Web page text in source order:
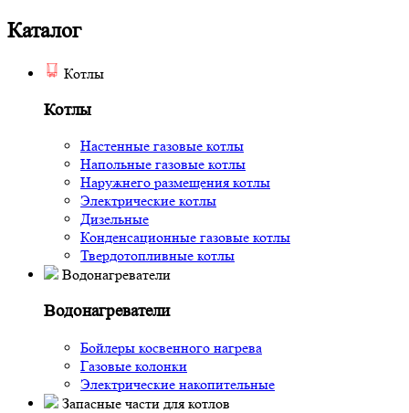
Каталог
Котлы
Котлы
Настенные газовые котлы
Напольные газовые котлы
Наружнего размещения котлы
Электрические котлы
Дизельные
Конденсационные газовые котлы
Твердотопливные котлы
Водонагреватели
Водонагреватели
Бойлеры косвенного нагрева
Газовые колонки
Электрические накопительные
Запасные части для котлов